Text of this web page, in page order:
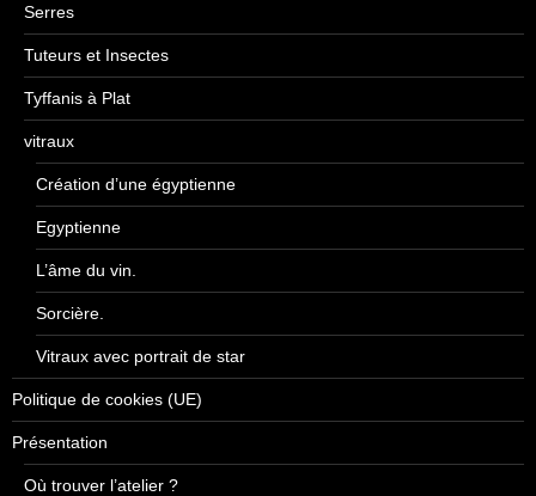
Serres
Tuteurs et Insectes
Tyffanis à Plat
vitraux
Création d’une égyptienne
Egyptienne
L’âme du vin.
Sorcière.
Vitraux avec portrait de star
Politique de cookies (UE)
Présentation
Où trouver l’atelier ?